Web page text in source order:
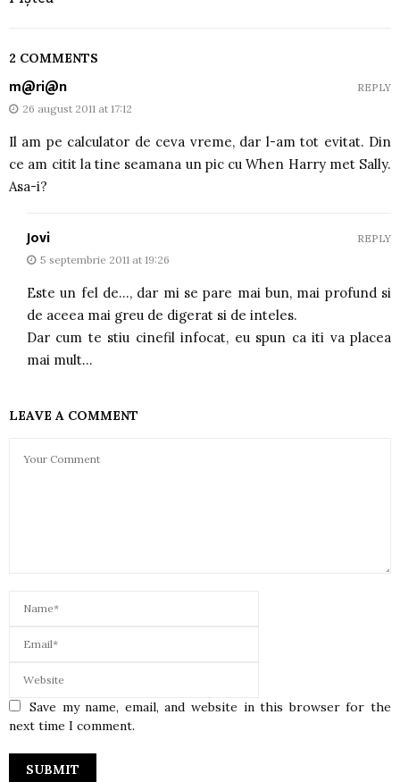
2 COMMENTS
m@ri@n
26 august 2011 at 17:12
Il am pe calculator de ceva vreme, dar l-am tot evitat. Din
ce am citit la tine seamana un pic cu When Harry met Sally.
Asa-i?
REPLY
Jovi
5 septembrie 2011 at 19:26
Este un fel de…, dar mi se pare mai bun, mai profund si
de aceea mai greu de digerat si de inteles.
Dar cum te stiu cinefil infocat, eu spun ca iti va placea
mai mult…
REPLY
LEAVE A COMMENT
Save my name, email, and website in this browser for the
next time I comment.